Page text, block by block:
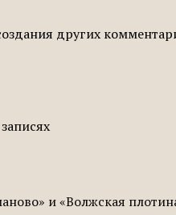
других
и «Волжская